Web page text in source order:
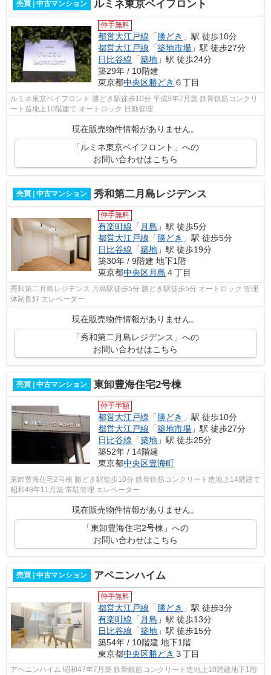
売買 | 中古マンション ルミネ東京ベイフロント
仲手無料
都営大江戸線 「 勝どき 」駅 徒歩10分
都営大江戸線 「築地市場 」駅 徒歩27分
日比谷線 「築地 」駅 徒歩24分
築29年 / 10階建
東京都中央区勝どき ６丁目
ルミネ東京ベイフロント 勝どき駅徒歩10分 平成9年7月築 鉄骨鉄筋コンクリ
ート造地上10階建て オートロック 日勤管理
現在販売物件情報がありません。
「ルミネ東京ベイフロント」への
お問い合わせはこちら
売買 | 中古マンション 秀和第二月島レジデンス
仲手無料
有楽町線 「 月島 」駅 徒歩5分
都営大江戸線 「勝どき 」駅 徒歩5分
日比谷線 「築地 」駅 徒歩19分
築30年 / 9階建 地下1階
東京都中央区月島 ４丁目
秀和第二月島レジデンス 月島駅徒歩5分 勝どき駅徒歩5分 オートロック 管理
体制良好 エレベーター
現在販売物件情報がありません。
「秀和第二月島レジデンス」への
お問い合わせはこちら
売買 | 中古マンション 東卸豊海住宅2号棟
仲手半額
都営大江戸線 「 勝どき 」駅 徒歩10分
都営大江戸線 「築地市場 」駅 徒歩27分
日比谷線 「築地 」駅 徒歩25分
築52年 / 14階建
東京都中央区豊海町
東卸豊海住宅2号棟 勝どき駅徒歩10分 鉄骨鉄筋コンクリート造地上14階建て
昭和48年11月築 常駐管理 エレベーター
現在販売物件情報がありません。
「東卸豊海住宅2号棟」への
お問い合わせはこちら
売買 | 中古マンション アペニンハイム
仲手無料
都営大江戸線 「勝どき 」駅 徒歩3分
有楽町線 「 月島 」駅 徒歩13分
日比谷線 「築地 」駅 徒歩15分
築54年 / 10階建 地下1階
東京都中央区勝どき ３丁目
アペニンハイム 昭和47年7月築 鉄骨鉄筋コンクリート造地上10階建地下1階